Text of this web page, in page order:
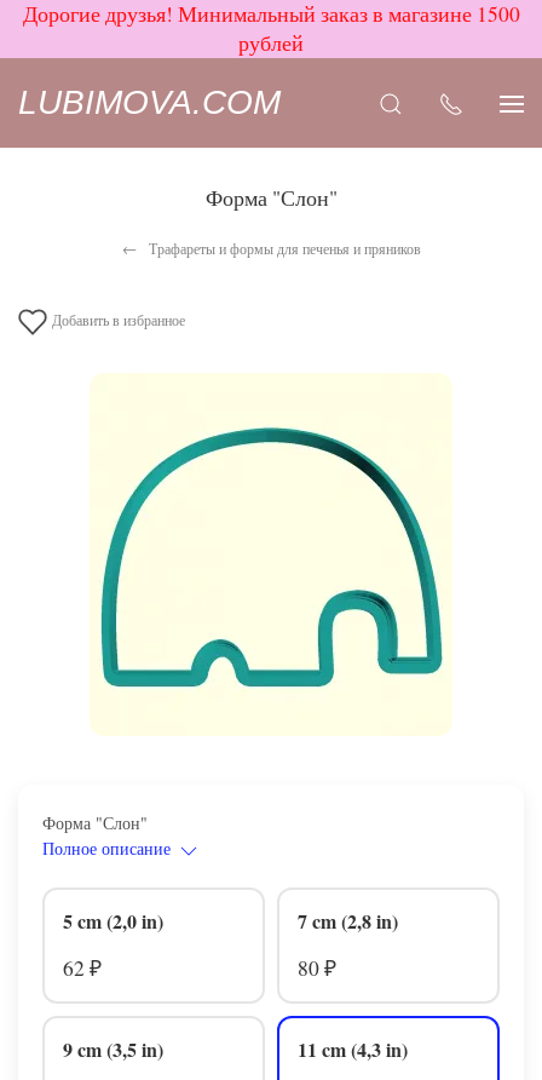
Дорогие друзья! Минимальный заказ в магазине 1500
рублей
LUBIMOVA.COM
Форма "Слон"
Трафареты и формы для печенья и пряников
Добавить в избранное
Форма "Слон"
Полное описание
5 cm (2,0 in)
62 ₽
7 cm (2,8 in)
80 ₽
9 cm (3,5 in)
11 cm (4,3 in)